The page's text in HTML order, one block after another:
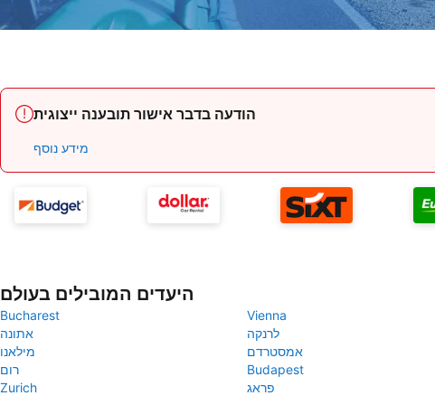
הודעה בדבר אישור תובענה ייצוגית
מידע נוסף
היעדים המובילים בעולם
Bucharest
Vienna
אתונה
לרנקה
מילאנו
אמסטרדם
רום
Budapest
Zurich
פראג